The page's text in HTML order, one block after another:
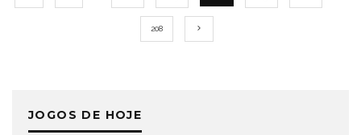
208
JOGOS DE HOJE